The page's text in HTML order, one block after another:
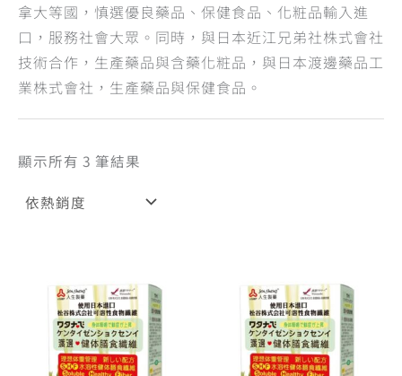
拿大等國，慎選優良藥品、保健食品、化粧品輸入進
口，服務社會大眾。同時，與日本近江兄弟社株式會社
技術合作，生產藥品與含藥化粧品，與日本渡邊藥品工
業株式會社，生產藥品與保健食品。
顯示所有 3 筆結果
原
始
價
格：
NT$ 300。 NT$ 240。
原
始
價
格：
NT$
目
前
價
格：
NT$